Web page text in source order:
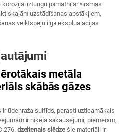
korozijai izturīgu pamatni ar virsmas
uzstādīšanas apstākļiem,
veiktspēju ilgā ekspluatācijas
metāla
skābās gāzes
ir ūdeņraža sulfīds, parasti uzticamākais
ir niķeļa sakausējumi, piemēram,
276. dzeltenais slēdze šie materiāli ir